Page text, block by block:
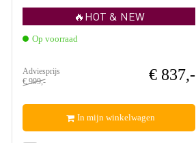
🔥HOT & NEW
Op voorraad
Adviesprijs
€ 999,-
€ 837,-
In mijn winkelwagen